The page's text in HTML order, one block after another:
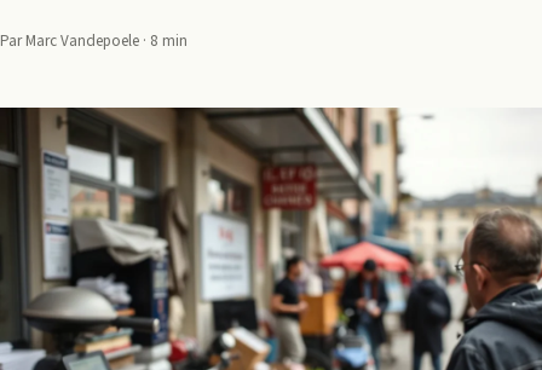
Par Marc Vandepoele · 8 min